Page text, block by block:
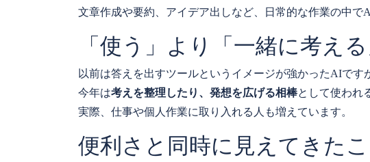
文章作成や要約、アイデア出しなど、日常的な作業の中で
「使う」より「一緒に考え
以前は答えを出すツールというイメージが強かったAIです
今年は考えを整理したり、発想を広げる相棒として使われ
実際、仕事や個人作業に取り入れる人も増えています。
便利さと同時に見えてきたこ